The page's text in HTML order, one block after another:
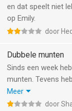
en dat speelt niet
op Emily.
door
Dubbele munten
Sinds een week
munten. Tevens
gehad, wel op mijn
omdat
Meer
door